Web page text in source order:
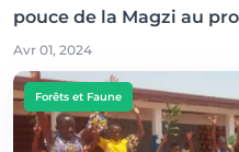
pouce de la Magzi au
Avr 01, 2024
Forêts et Faune